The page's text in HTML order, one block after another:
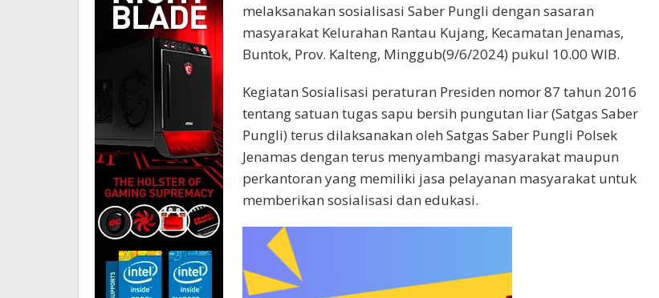
melaksanakan sosialisasi Saber Pungli dengan sasaran
masyarakat Kelurahan Rantau Kujang, Kecamatan Jenamas,
Buntok, Prov. Kalteng, Minggub(9/6/2024) pukul 10.00 WIB.
Kegiatan Sosialisasi peraturan Presiden nomor 87 tahun 2016
tentang satuan tugas sapu bersih pungutan liar (Satgas Saber
Pungli) terus dilaksanakan oleh Satgas Saber Pungli Polsek
Jenamas dengan terus menyambangi masyarakat maupun
perkantoran yang memiliki jasa pelayanan masyarakat untuk
memberikan sosialisasi dan edukasi.